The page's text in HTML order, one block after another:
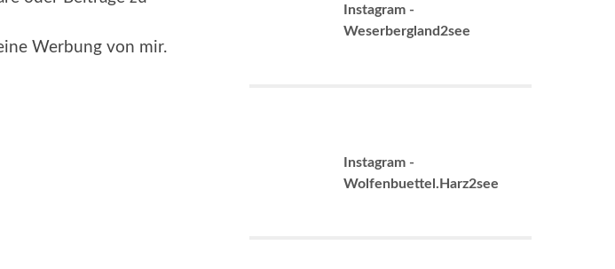
Werbung von mir.
Instagram -
Weserbergland2see
Instagram -
Wolfenbuettel.Harz2see